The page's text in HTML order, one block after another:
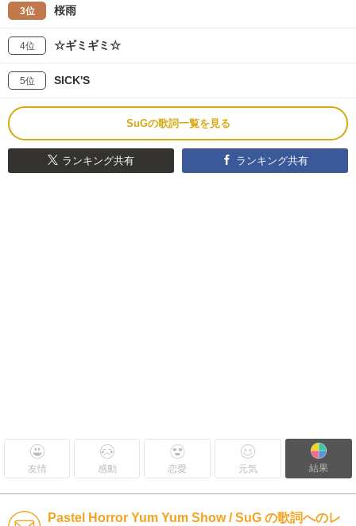
3位 桜雨
4位 ☆ギミギミ☆
5位 SICK'S
SuGの歌詞一覧を見る
ランキング共有 ランキング共有
友情 感動 恋愛 元気 結果
Pastel Horror Yum Yum Show / SuG の歌詞へのレ